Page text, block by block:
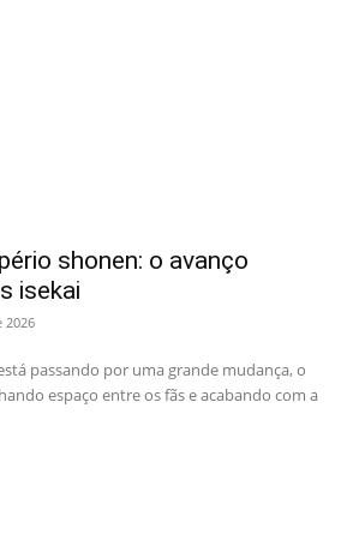
shonen: o avanço
isekai
2026
passando por uma grande mudança, o
espaço entre os fãs e acabando com a